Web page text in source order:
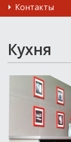
Контакты
Кухня